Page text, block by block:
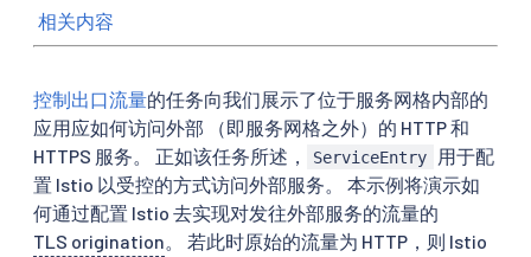
相关内容
控制出口流量的任务向我们展示了位于服务网格内部的
应用应如何访问外部 （即服务网格之外）的 HTTP 和
HTTPS 服务。 正如该任务所述，
ServiceEntry
用于配
置 Istio 以受控的方式访问外部服务。 本示例将演示如
何通过配置 Istio 去实现对发往外部服务的流量的
TLS origination 。 若此时原始的流量为 HTTP，则 Istio